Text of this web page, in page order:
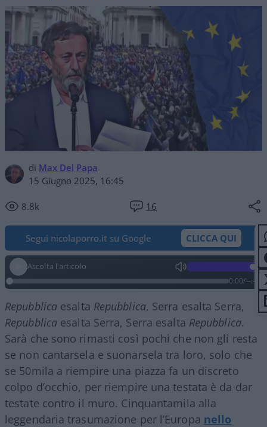
di Max Del Papa
15 Giugno 2025, 16:45
8.8k 16
Segui nicolaporro.it su Google CLICCA QUI
Ascolta l'articolo
0:00/--:--
Repubblica esalta Repubblica, Serra esalta Serra,
Repubblica esalta Serra, Serra esalta Repubblica.
Sarà che sono rimasti così pochi che non gli resta
se non cantarsela e suonarsela tra loro, solo che
se 50mila a riempire una piazza fa un discreto
colpo d’occhio, per riempire una testata è da dar
testate contro il muro. Cinquantamila alla
leggendaria trasumazione per l’Europa nello